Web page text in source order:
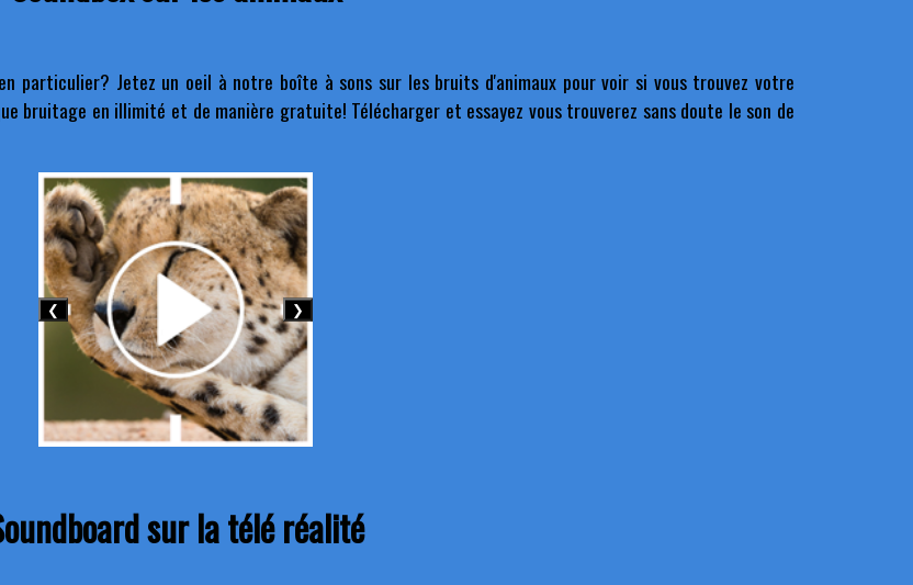
particulier? Jetez un oeil à notre boîte à sons sur les bruits d'animaux pour voir si vous trouvez votre
bruitage en illimité et de manière gratuite! Télécharger et essayez vous trouverez sans doute le son de
❮ ❯
sur la télé réalité